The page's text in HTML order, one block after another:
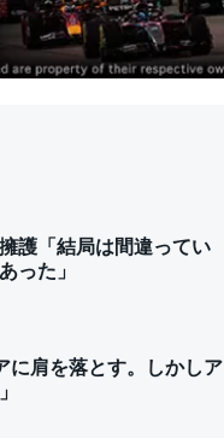
護「結局は間違ってい
った」
肩を落とす。しかしア